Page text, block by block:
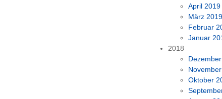
April 2019
März 2019
Februar
Januar
2018
Oktober